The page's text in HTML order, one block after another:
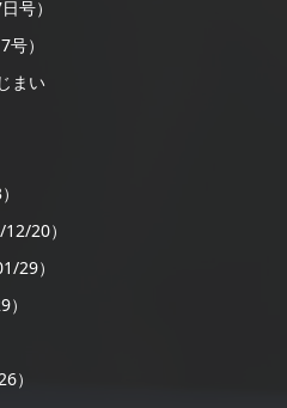
号）
）
まい
20）
29）
）